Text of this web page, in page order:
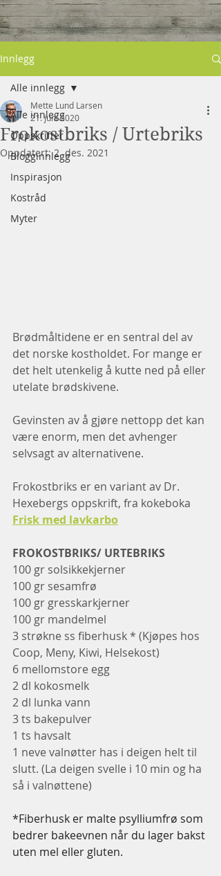
Innlegg
Alle innlegg
Oppskrifter
Blogginnlegg
Inspirasjon
Kostråd
Myter
Alle innlegg
Frokostbriks / Urtebriks
Mette Lund Larsen
21. juni 2020
Oppdatert:2. des. 2021
Brødmåltidene er en sentral del av
det norske kostholdet. For mange er
det helt utenkelig å kutte ned på eller
utelate brødskivene.
Gevinsten av å gjøre nettopp det kan
være enorm, men det avhenger
selvsagt av alternativene.
Frokostbriks er en variant av Dr.
Hexebergs oppskrift, fra kokeboka
Frisk med lavkarbo
FROKOSTBRIKS/ URTEBRIKS
100 gr solsikkekjerner
100 gr sesamfrø
100 gr gresskarkjerner
100 gr mandelmel
3 strøkne ss fiberhusk * (Kjøpes hos
Coop, Meny, Kiwi, Helsekost)
6 mellomstore egg
2 dl kokosmelk
2 dl lunka vann
3 ts bakepulver
1 ts havsalt
1 neve valnøtter has i deigen helt til
slutt. (La deigen svelle i 10 min og ha
så i valnøttene)
*Fiberhusk er malte psylliumfrø som
bedrer bakeevnen når du lager bakst
uten mel eller gluten.